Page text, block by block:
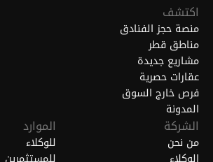
اكتشف
منصة حجز الفنادق
مناطق قطر
مشاريع جديدة
عقارات حصرية
فرص خارج السوق
المدونة
الشركة
من نحن
الموارد
للوكلاء